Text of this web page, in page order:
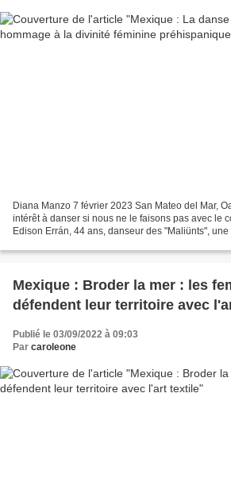
Diana Manzo 7 février 2023 San Mateo del Mar,
intérêt à danser si nous ne le faisons pas avec le
Edison Errán, 44 ans, danseur des "Maliünts",
Mexique : Broder la mer : les
défendent leur territoire avec
Publié le 03/09/2022 à 09:03
Par caroleone